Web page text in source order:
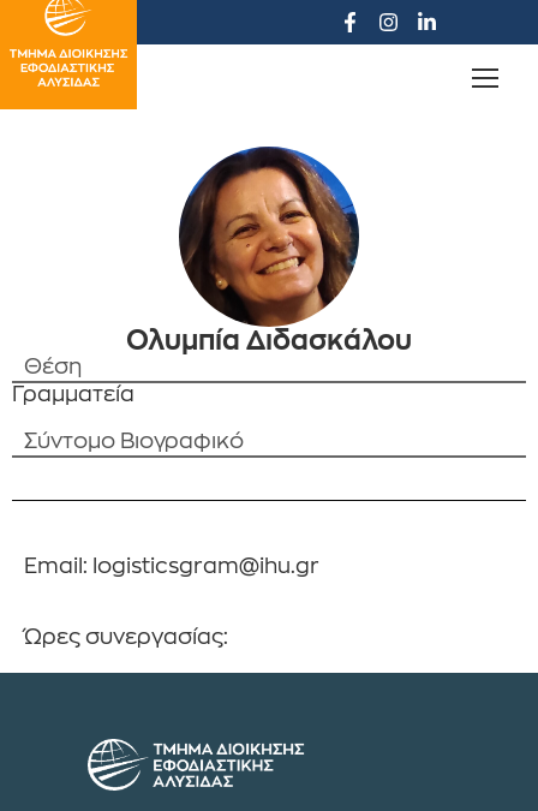
Ολυμπία Διδασκάλου
Θέση
Γραμματεία
Σύντομο Βιογραφικό
Email: logisticsgram@ihu.gr
Ώρες συνεργασίας: